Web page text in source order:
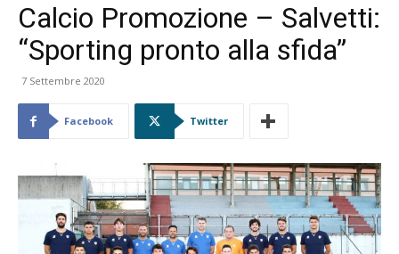
Calcio Promozione – Salvetti:
“Sporting pronto alla sfida”
7 Settembre 2020
Facebook Twitter